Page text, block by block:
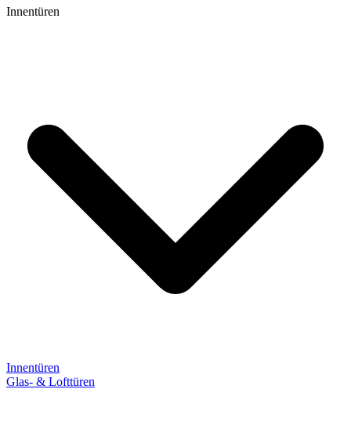
Innentüren
Innentüren
Glas- & Lofttüren